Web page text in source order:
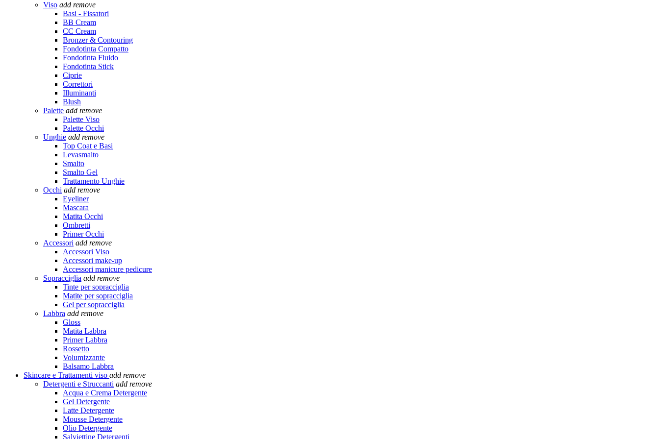
Viso add remove
Basi - Fissatori
BB Cream
CC Cream
Bronzer & Contouring
Fondotinta Compatto
Fondotinta Fluido
Fondotinta Stick
Ciprie
Correttori
Illuminanti
Blush
Palette add remove
Palette Viso
Palette Occhi
Unghie add remove
Top Coat e Basi
Levasmalto
Smalto
Smalto Gel
Trattamento Unghie
Occhi add remove
Eyeliner
Mascara
Matita Occhi
Ombretti
Primer Occhi
Accessori add remove
Accessori Viso
Accessori make-up
Accessori manicure pedicure
Sopracciglia add remove
Tinte per sopracciglia
Matite per sopracciglia
Gel per sopracciglia
Labbra add remove
Gloss
Matita Labbra
Primer Labbra
Rossetto
Volumizzante
Balsamo Labbra
Skincare e Trattamenti viso add remove
Detergenti e Struccanti add remove
Acqua e Crema Detergente
Gel Detergente
Latte Detergente
Mousse Detergente
Olio Detergente
Salviettine Detergenti